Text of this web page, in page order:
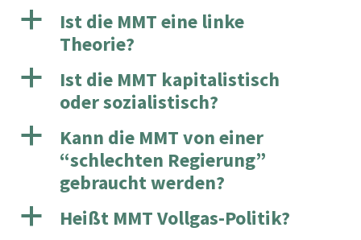
a
Ist die MMT eine linke
Theorie?
a
Ist die MMT kapitalistisch
oder sozialistisch?
a
Kann die MMT von einer
“schlechten Regierung”
gebraucht werden?
a Heißt MMT Vollgas-Politik?